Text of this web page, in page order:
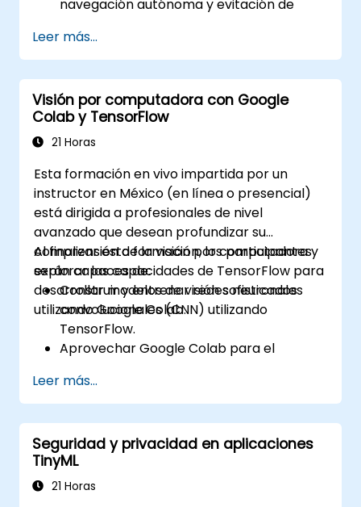
navegación autónoma y evitación de
Garantizar la seguridad y confiabilidad en
los sistemas autónomos impulsados por
IA.
Integrar sistemas autónomos con
marcos de trabajo existentes de robótica
e IA.
Leer más...
Visión por computadora con Google
Colab y TensorFlow
21 Horas
Esta formación en vivo impartida por un
instructor en México (en línea o presencial)
está dirigida a profesionales de nivel
avanzado que desean profundizar su
comprensión de la visión por computadora y
explorar las capacidades de TensorFlow para
desarrollar modelos de visión sofisticados
utilizando Google Colab.
Al finalizar esta formación, los participantes
serán capaces de:
Construir y entrenar redes neuronales
convolucionales (CNN) utilizando
TensorFlow.
Aprovechar Google Colab para el
eficiente en la nube.
Implementar técnicas de
preprocesamiento de imágenes para
tareas de visión por computadora.
Desplegar modelos de visión por
computadora para aplicaciones del
Leer más...
Seguridad y privacidad en aplicaciones
TinyML
21 Horas